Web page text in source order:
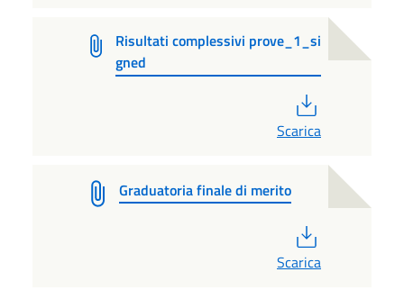
Risultati complessivi prove_1_si
gned
Scarica
Graduatoria finale di merito
Scarica